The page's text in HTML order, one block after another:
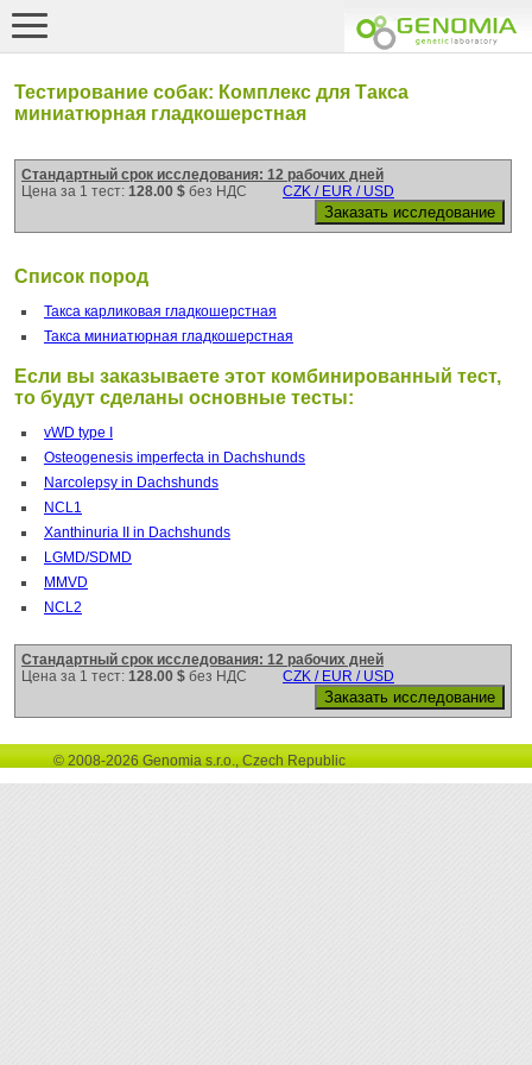
Тестирование собак: Комплекс для Такса
миниатюрная гладкошерстная
Стандартный срок исследования: 12 рабочих дней
Цена за 1 тест: 128.00 $ без НДС CZK / EUR / USD
Список пород
Такса карликовая гладкошерстная
Такса миниатюрная гладкошерстная
Если вы заказываете этот комбинированный тест,
то будут сделаны основные тесты:
vWD type I
Osteogenesis imperfecta in Dachshunds
Narcolepsy in Dachshunds
NCL1
Xanthinuria II in Dachshunds
LGMD/SDMD
MMVD
NCL2
Стандартный срок исследования: 12 рабочих дней
Цена за 1 тест: 128.00 $ без НДС CZK / EUR / USD
© 2008-2026 Genomia s.r.o., Czech Republic